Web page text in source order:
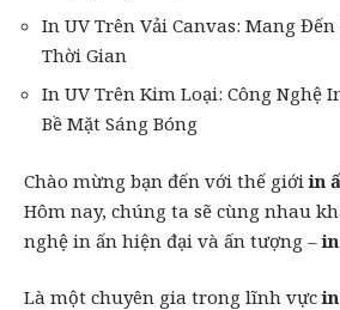
In UV Trên Vải Canvas: Mang
Thời Gian
In UV Trên Kim Loại: Công Nghệ
Bề Mặt Sáng Bóng
Chào mừng bạn đến với thế giớiin
Hôm nay, chúng ta sẽ cùng nhau
nghệ in ấn hiện đại và ấn tượng –
Là một chuyên gia trong lĩnh vực